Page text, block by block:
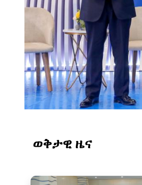
ወቅታዊ ዜና